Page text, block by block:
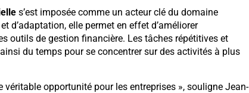
s’est imposée comme un acteur clé du domaine
d’adaptation, elle permet en effet d’améliorer
outils de gestion financière. Les tâches répétitives et
du temps pour se concentrer sur des activités à plus
véritable opportunité pour les entreprises », souligne Jean-